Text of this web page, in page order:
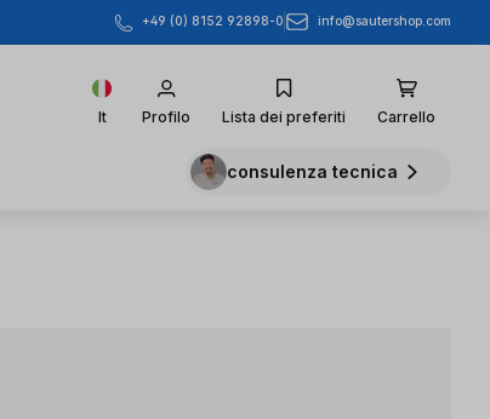
+49 (0) 8152 92898-0 info@sautershop.com
It Profilo Lista dei preferiti Carrello
consulenza tecnica